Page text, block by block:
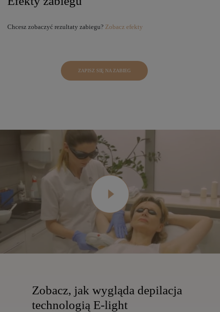
Chcesz zobaczyć rezultaty zabiegu? Zobacz efekty
ZAPISZ SIĘ NA ZABIEG
Zobacz, jak wygląda depilacja
technologią E-light